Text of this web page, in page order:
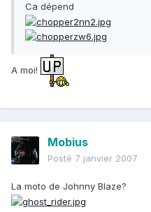
Ca dépend
A moi!
Mobius
Posté 7 janvier 2007
La moto de Johnny Blaze?